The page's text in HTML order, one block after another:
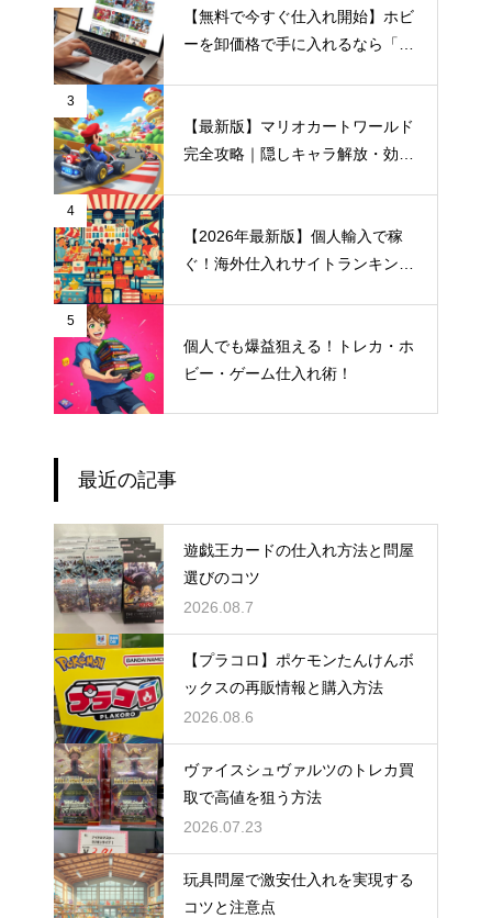
【無料で今すぐ仕入れ開始】ホビ
ーを卸価格で手に入れるなら「M-
3
【最新版】マリオカートワールド
完全攻略｜隠しキャラ解放・効率
4
【2026年最新版】個人輸入で稼
ぐ！海外仕入れサイトランキング
5
個人でも爆益狙える！トレカ・ホ
ビー・ゲーム仕入れ術！
最近の記事
遊戯王カードの仕入れ方法と問屋
選びのコツ
2026.08.7
【プラコロ】ポケモンたんけんボ
ックスの再販情報と購入方法
2026.08.6
ヴァイスシュヴァルツのトレカ買
取で高値を狙う方法
2026.07.23
玩具問屋で激安仕入れを実現する
コツと注意点